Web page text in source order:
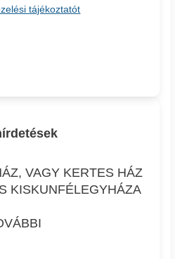
tájékoztatót
VAGY KERTES HÁZ
KISKUNFÉLEGYHÁZA